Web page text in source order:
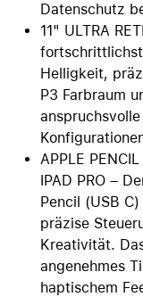
Datenschutz
11" ULTRA
Helligkeit,
P3 Farbraum
APPLE
IPAD PRO –
Pencil (USB
präzise
Kreativität.
angenehmes
haptischem